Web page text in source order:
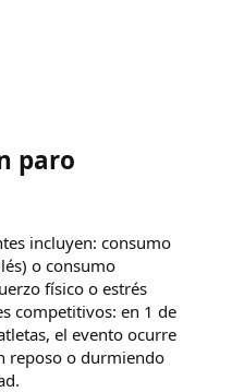
paro
incluyen: consumo
o consumo
físico o estrés
competitivos: en 1 de
el evento ocurre
reposo o durmiendo